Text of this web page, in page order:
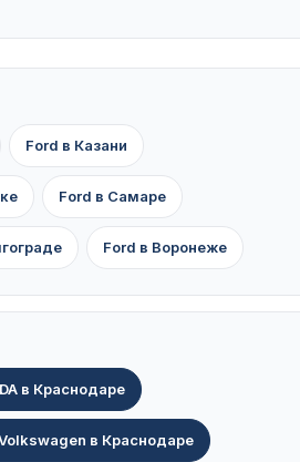
Ford в Казани
Ford в Самаре
Ford в Воронеже
в Краснодаре
в Краснодаре